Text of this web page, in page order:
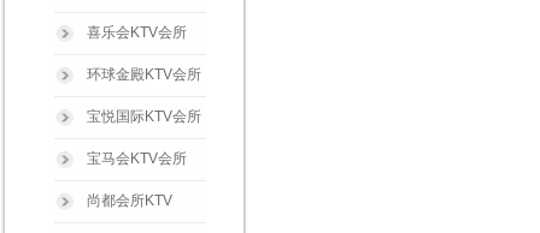
喜乐会KTV会所
环球金殿KTV会所
宝悦国际KTV会所
宝马会KTV会所
尚都会所KTV